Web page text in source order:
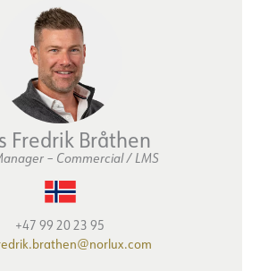
Fredrik Bråthen
– Commercial / LMS
+47 99 20 23 95